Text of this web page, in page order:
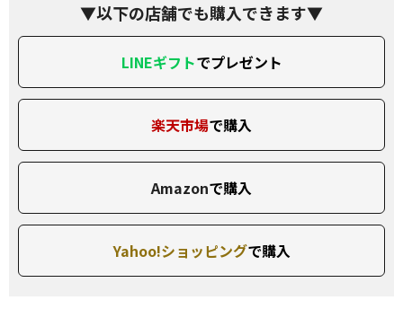
▼以下の店舗でも購入できます▼
LINEギフトでプレゼント
楽天市場で購入
Amazonで購入
Yahoo!ショッピングで購入